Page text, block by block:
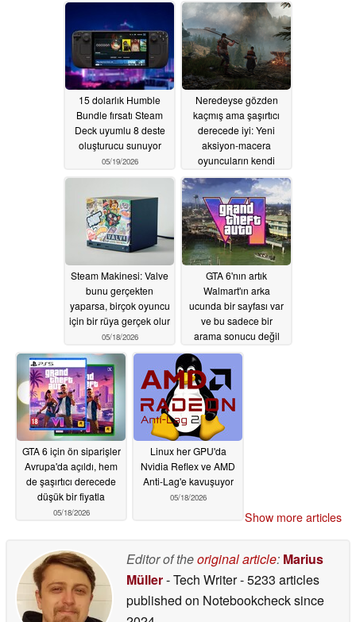
15 dolarlık Humble
Bundle fırsatı Steam
Deck uyumlu 8 deste
oluşturucu sunuyor
05/19/2026
Neredeyse gözden
kaçmış ama şaşırtıcı
derecede iyi: Yeni
aksiyon-macera
oyuncuların kendi
kılıçlarını dövmelerine
olanak tanıyor05/18/2026
Steam Makinesi: Valve
bunu gerçekten
yaparsa, birçok oyuncu
için bir rüya gerçek olur
05/18/2026
GTA 6'nın artık
Walmart'ın arka
ucunda bir sayfası var
ve bu sadece bir
arama sonucu değil
05/18/2026
GTA 6 için ön siparişler
Avrupa'da açıldı, hem
de şaşırtıcı derecede
düşük bir fiyatla
05/18/2026
Linux her GPU'da
Nvidia Reflex ve AMD
Anti-Lag'e kavuşuyor
05/18/2026
Show more articles
Editor of theoriginal article: Marius
Müller- Tech Writer- 5233 articles
published on Notebookchecksince